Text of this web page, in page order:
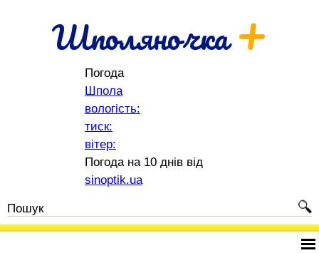
Шполяночка+
Погода
Шпола
вологість:
тиск:
вітер:
Погода на 10 днів від
sinoptik.ua